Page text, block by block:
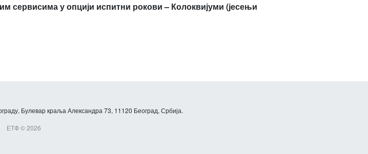
сервисима у опцији испитни рокови – Колоквијуми (јесењи
Булевар краља Александра 73, 11120 Београд, Србија.
ЕТФ © 2026